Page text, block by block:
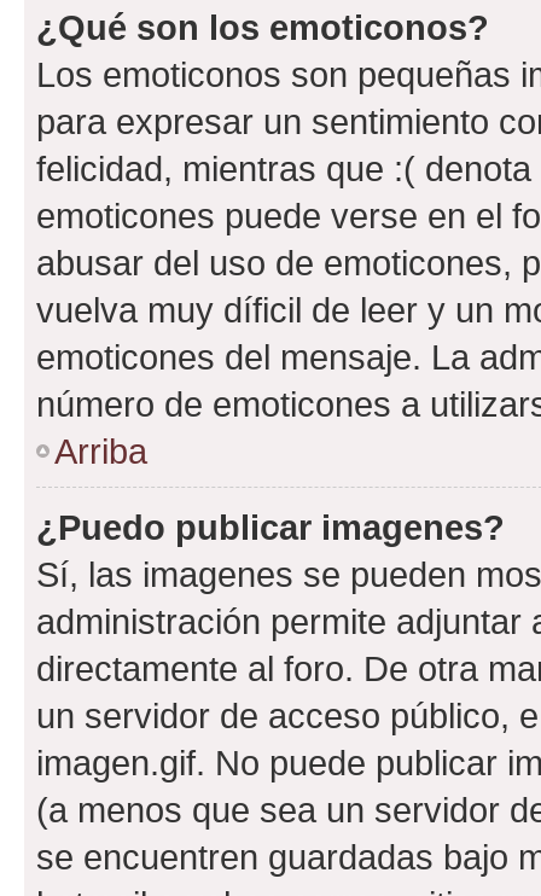
¿Qué son los emoticonos?
Los emoticonos son pequeñas
para expresar un sentimiento
felicidad, mientras que :(
emoticones puede verse en el
abusar del uso de emoticones,
vuelva muy díficil de leer y un
emoticones del mensaje. La
número de emoticones a
Arriba
¿Puedo publicar imagenes?
Sí, las imagenes se pueden
administración permite
directamente al foro. De otra
un servidor de acceso público,
imagen.gif. No puede publicar
(a menos que sea un servidor
se encuentren guardadas bajo